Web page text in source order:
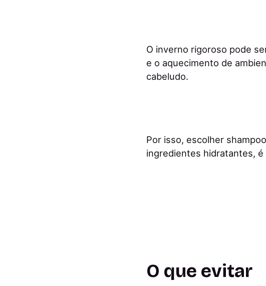
O inverno rigoroso pode
e o aquecimento de
cabeludo.
Por isso, escolher
ingredientes hidratantes,
O que evitar